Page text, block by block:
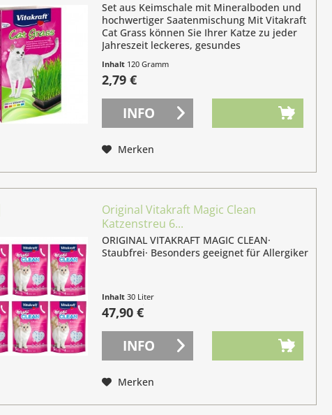
Set aus Keimschale mit Mineralboden und
hochwertiger Saatenmischung Mit Vitakraft
Cat Grass können Sie Ihrer Katze zu jeder
Jahreszeit leckeres, gesundes
Ergänzung für Ihr Tier, denn Katzen
verschlucken...
Inhalt 120 Gramm
(2,33 € / 100 Gramm)
2,79 €
INFO
Merken
Original Vitakraft Magic Clean
Katzenstreu 6...
ORIGINAL VITAKRAFT MAGIC CLEAN·
Staubfrei· Besonders geeignet für Allergiker
Inhalt 30 Liter
(1,60 € / 1 Liter)
47,90 €
INFO
Merken